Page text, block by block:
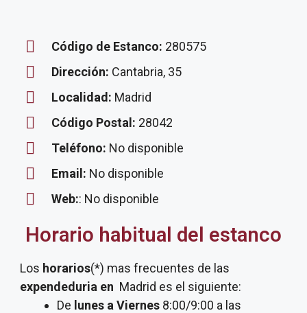
Código de Estanco: 280575
Dirección: Cantabria, 35
Localidad: Madrid
Código Postal: 28042
Teléfono: No disponible
Email: No disponible
Web:: No disponible
Horario habitual del estanco
Los horarios(*) mas frecuentes de las
expendeduria en Madrid es el siguiente:
De lunes a Viernes 8:00/9:00 a las